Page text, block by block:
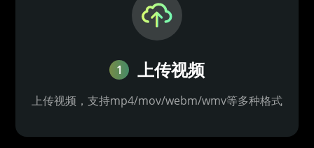
1 上传视频
上传视频，支持mp4/mov/webm/wmv等多种格式